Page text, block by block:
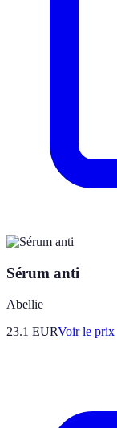
Sérum anti
Abellie
23.1 EURVoir le prix